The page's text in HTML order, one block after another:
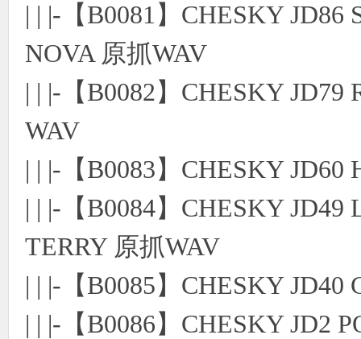
| | |-【B0081】CHESKY
NOVA 原抓WAV
| | |-【B0082】CHESKY JD79
WAV
| | |-【B0083】CHESKY
| | |-【B0084】CHESKY
TERRY 原抓WAV
| | |-【B0085】CHESKY
| | |-【B0086】CHESKY JD2